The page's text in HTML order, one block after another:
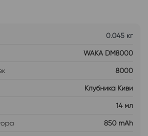
0.045 кг
WAKA DM8000
8000
Клубника Киви
14 мл
850 mAh